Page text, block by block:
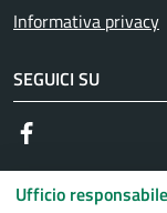
Ufficio
Informativa privacy
SEGUICI SU